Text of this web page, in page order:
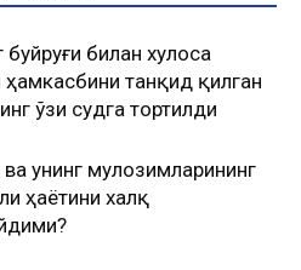
буйруғи билан хулоса
ҳамкасбини танқид қилган
ўзи судга тортилди
унинг мулозимларининг
ҳаётини халқ